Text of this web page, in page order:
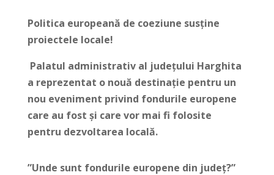
Politica europeană de coeziune susține
proiectele locale!
Palatul administrativ al județului Harghita
a reprezentat o nouă destinație pentru un
nou eveniment privind fondurile europene
care au fost și care vor mai fi folosite
pentru dezvoltarea locală.
”Unde sunt fondurile europene din județ?”